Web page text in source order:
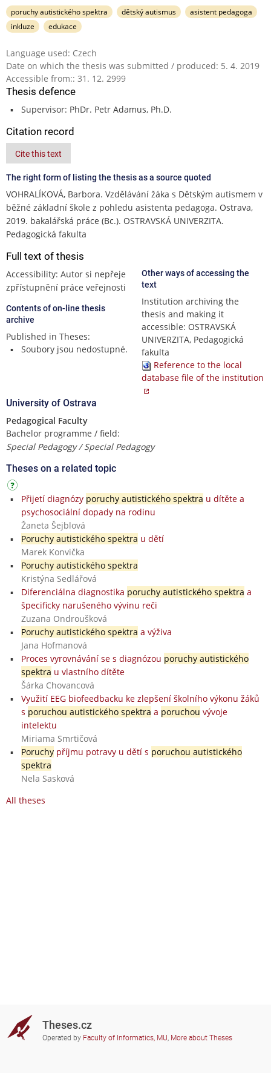
poruchy autistického spektra dětský autismus
asistent pedagoga
inkluze
edukace
Language used: Czech
Date on which the thesis was submitted / produced: 5. 4. 2019
Accessible from:: 31. 12. 2999
Thesis defence
Supervisor: PhDr. Petr Adamus, Ph.D.
Citation record
Cite this text
The right form of listing the thesis as a source quoted
VOHRALÍKOVÁ, Barbora. Vzdělávání žáka s Dětským autismem v
běžné základní škole z pohledu asistenta pedagoga. Ostrava,
2019. bakalářská práce (Bc.). OSTRAVSKÁ UNIVERZITA.
Pedagogická fakulta
Full text of thesis
Accessibility: Autor si nepřeje
zpřístupnění práce veřejnosti
Contents of on-line thesis
archive
Published in Theses:
Soubory jsou nedostupné.
Other ways of accessing the
text
Institution archiving the
thesis and making it
accessible: OSTRAVSKÁ
UNIVERZITA, Pedagogická
fakulta
Reference to the local
database file of the institution
University of Ostrava
Pedagogical Faculty
Bachelor programme / field:
Special Pedagogy / Special Pedagogy
Theses on a related topic
Přijetí diagnózy poruchy autistického spektra u dítěte a
psychosociální dopady na rodinu
Žaneta Šejblová
Poruchy autistického spektra u dětí
Marek Konvička
Poruchy autistického spektra
Kristýna Sedlářová
Diferenciálna diagnostika poruchy autistického spektra a
špecificky narušeného vývinu reči
Zuzana Ondroušková
Poruchy autistického spektra a výživa
Jana Hofmanová
Proces vyrovnávání se s diagnózou poruchy autistického
spektra u vlastního dítěte
Šárka Chovancová
Využití EEG biofeedbacku ke zlepšení školního výkonu žáků
s poruchou autistického spektra a poruchou vývoje
intelektu
Miriama Smrtičová
Poruchypříjmu potravy u dětí s poruchou autistického
spektra
Nela Sasková
All theses
Theses.cz
Operated by Faculty of Informatics, MU, More about Theses